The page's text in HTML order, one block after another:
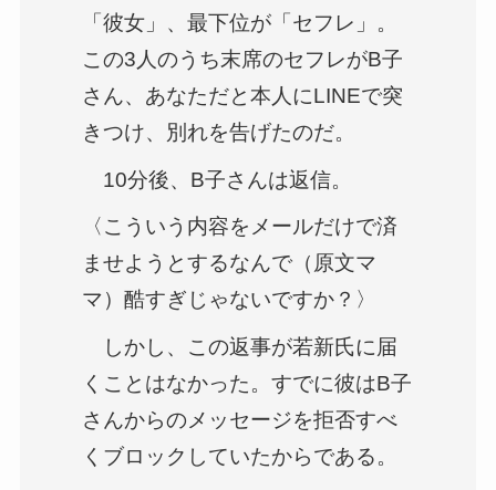
「彼女」、最下位が「セフレ」。
この3人のうち末席のセフレがB子
さん、あなただと本人にLINEで突
きつけ、別れを告げたのだ。
10分後、B子さんは返信。
〈こういう内容をメールだけで済
ませようとするなんで（原文マ
マ）酷すぎじゃないですか？〉
しかし、この返事が若新氏に届
くことはなかった。すでに彼はB子
さんからのメッセージを拒否すべ
くブロックしていたからである。